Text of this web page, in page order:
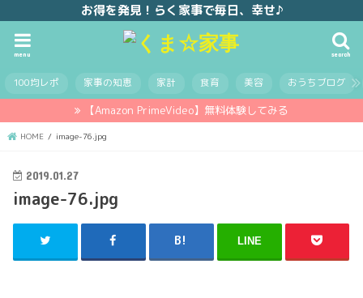
お得を発見！らく家事で毎日、幸せ♪
search
menu
100均レポ 家事の知恵 家計 食育 美容 おうちブログ
【Amazon PrimeVideo】無料体験してみる
HOME image-76.jpg
2019.01.27
image-76.jpg
LINE